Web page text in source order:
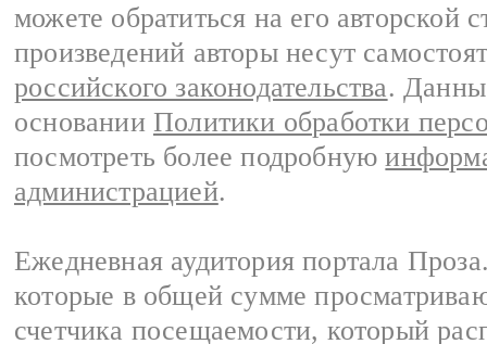
можете обратиться на его авторской
произведений авторы несут
российского законодательства.
основании Политики обработки
посмотреть более подробную
администрацией.
Ежедневная аудитория портала
которые в общей сумме
счетчика посещаемости, который